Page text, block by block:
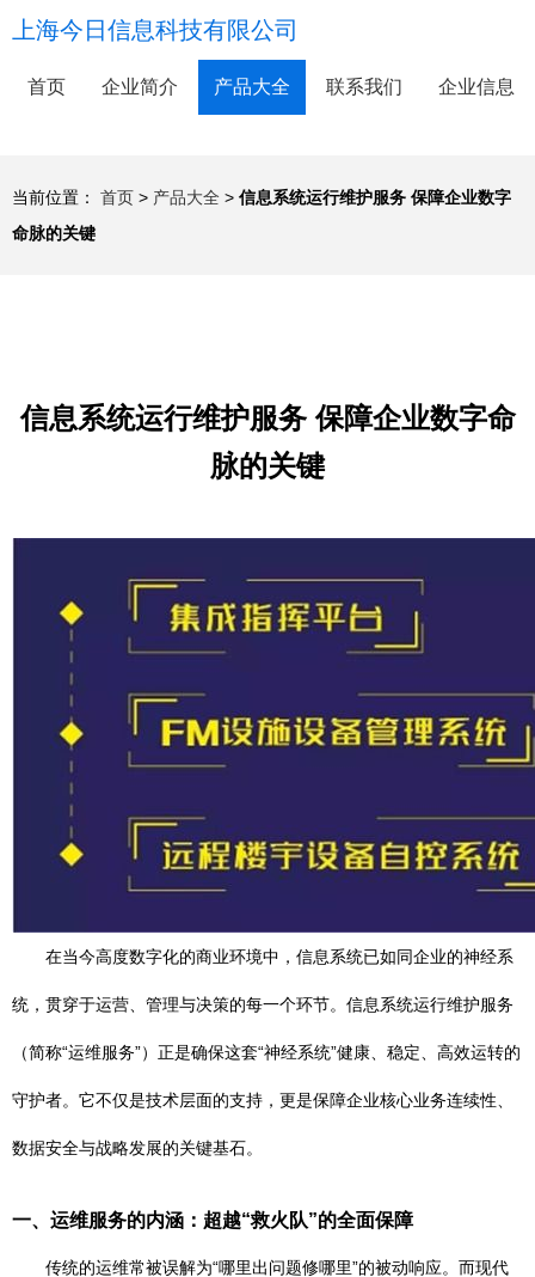
上海今日信息科技有限公司
首页 企业简介 产品大全 联系我们 企业信息
当前位置： 首页 > 产品大全 > 信息系统运行维护服务 保障企业数字
命脉的关键
信息系统运行维护服务 保障企业数字命
脉的关键
在当今高度数字化的商业环境中，信息系统已如同企业的神经系
统，贯穿于运营、管理与决策的每一个环节。信息系统运行维护服务
（简称“运维服务”）正是确保这套“神经系统”健康、稳定、高效运转的
守护者。它不仅是技术层面的支持，更是保障企业核心业务连续性、
数据安全与战略发展的关键基石。
一、运维服务的内涵：超越“救火队”的全面保障
传统的运维常被误解为“哪里出问题修哪里”的被动响应。而现代